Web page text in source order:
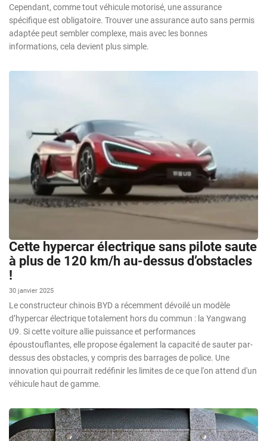
Cependant, comme tout véhicule motorisé, une assurance
spécifique est obligatoire. Trouver une assurance auto sans permis
adaptée peut sembler complexe, mais avec les bonnes
informations, cela devient plus simple.
Cette hypercar électrique sans pilote saute
à plus de 120 km/h au-dessus d’obstacles
!
30 janvier 2025
Le constructeur chinois BYD a récemment dévoilé un modèle
d’hypercar électrique totalement hors du commun : la Yangwang
U9. Si cette voiture allie puissance et performances
époustouflantes, elle propose également la capacité de sauter par-
dessus des obstacles, y compris des barrages de police. Une
innovation qui pourrait redéfinir les limites de ce que l'on attend d'un
véhicule haut de gamme.